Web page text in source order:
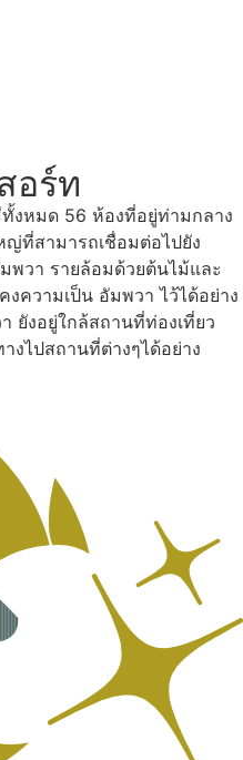
อร์ท
งหมด 56 ห้องที่อยู่ท่ามกลาง
ที่สามารถเชื่อมต่อไปยัง
พวา รายล้อมด้วยต้นไม้และ
ความเป็น อัมพวา ไว้ได้อย่าง
ยังอยู่ใกล้สถานที่ท่องเที่ยว
งไปสถานที่ต่างๆได้อย่าง